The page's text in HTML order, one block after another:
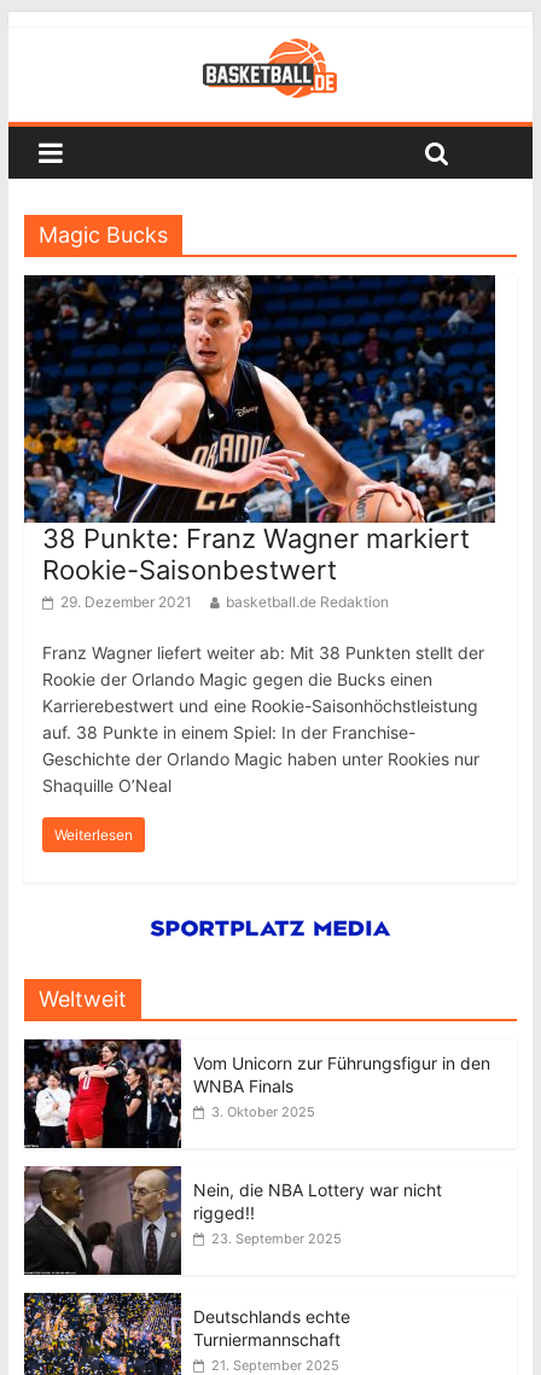
Magic Bucks
38 Punkte: Franz Wagner markiert
Rookie-Saisonbestwert
29. Dezember 2021 basketball.de Redaktion
Franz Wagner liefert weiter ab: Mit 38 Punkten stellt der
Rookie der Orlando Magic gegen die Bucks einen
Karrierebestwert und eine Rookie-Saisonhöchstleistung
auf. 38 Punkte in einem Spiel: In der Franchise-
Geschichte der Orlando Magic haben unter Rookies nur
Shaquille O’Neal
Weiterlesen
Weltweit
Vom Unicorn zur Führungsfigur in den
WNBA Finals
3. Oktober 2025
Nein, die NBA Lottery war nicht
rigged!!
23. September 2025
Deutschlands echte
Turniermannschaft
21. September 2025